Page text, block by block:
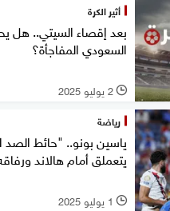
أثير الكرة
بعد إقصاء السيتي.. هل
السعودي المفاجأة؟
l 2 يوليو 2025
رياضة
ياسين بونو.. "حائط الصد
يتعملق أمام هالاند
l 1 يوليو 2025